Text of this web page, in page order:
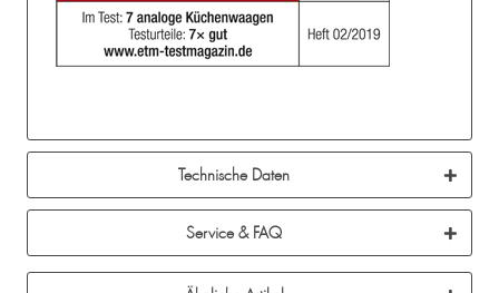
Technische Daten
Service & FAQ